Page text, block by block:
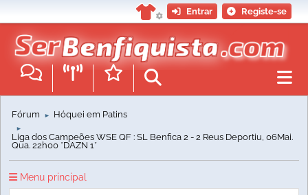
Entrar Registe-se
Fórum ► Hóquei em Patins
►
Liga dos Campeões WSE QF : SL Benfica 2 - 2 Reus Deportiu, 06Mai.
Qua. 22h00 *DAZN 1*
Menu principal